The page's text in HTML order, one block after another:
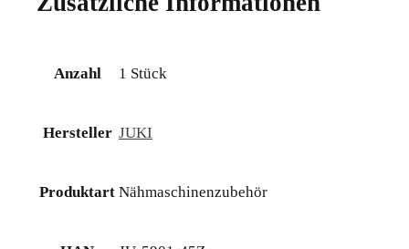
Anzahl 1 Stück
Hersteller JUKI
Produktart Nähmaschinenzubehör